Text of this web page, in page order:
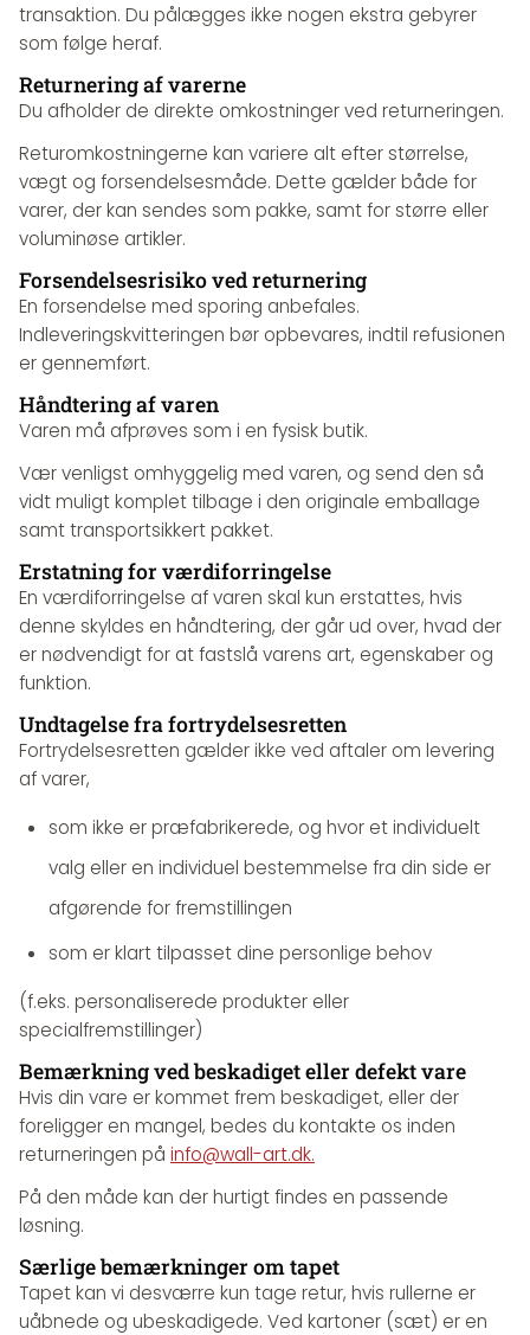
transaktion. Du pålægges ikke nogen ekstra gebyrer
som følge heraf.
Returnering af varerne
Du afholder de direkte omkostninger ved returneringen.
Returomkostningerne kan variere alt efter størrelse,
vægt og forsendelsesmåde. Dette gælder både for
varer, der kan sendes som pakke, samt for større eller
voluminøse artikler.
Forsendelsesrisiko ved returnering
En forsendelse med sporing anbefales.
Indleveringskvitteringen bør opbevares, indtil refusionen
er gennemført.
Håndtering af varen
Varen må afprøves som i en fysisk butik.
Vær venligst omhyggelig med varen, og send den så
vidt muligt komplet tilbage i den originale emballage
samt transportsikkert pakket.
Erstatning for værdiforringelse
En værdiforringelse af varen skal kun erstattes, hvis
denne skyldes en håndtering, der går ud over, hvad der
er nødvendigt for at fastslå varens art, egenskaber og
funktion.
Undtagelse fra fortrydelsesretten
Fortrydelsesretten gælder ikke ved aftaler om levering
af varer,
som ikke er præfabrikerede, og hvor et individuelt
valg eller en individuel bestemmelse fra din side er
afgørende for fremstillingen
som er klart tilpasset dine personlige behov
(f.eks. personaliserede produkter eller
specialfremstillinger)
Bemærkning ved beskadiget eller defekt vare
Hvis din vare er kommet frem beskadiget, eller der
foreligger en mangel, bedes du kontakte os inden
returneringen på info@wall-art.dk.
På den måde kan der hurtigt findes en passende
løsning.
Særlige bemærkninger om tapet
Tapet kan vi desværre kun tage retur, hvis rullerne er
uåbnede og ubeskadigede. Ved kartoner (sæt) er en